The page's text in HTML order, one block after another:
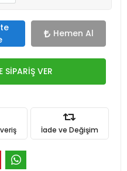
Hemen Al
SİPARİŞ VER
İade ve Değişim